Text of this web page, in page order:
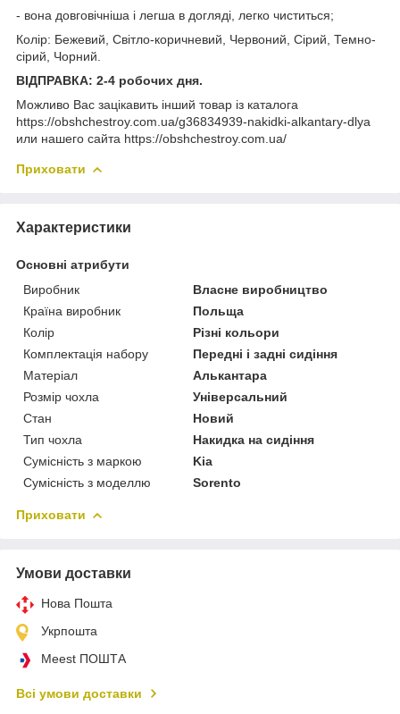
- вона довговічніша і легша в догляді, легко чиститься;
Колір: Бежевий, Світло-коричневий, Червоний, Сірий, Темно-
сірий, Чорний.
ВІДПРАВКА: 2-4 робочих дня.
Можливо Вас зацікавить інший товар із каталога
https://obshchestroy.com.ua/g36834939-nakidki-alkantary-dlya
или нашего сайта https://obshchestroy.com.ua/
Приховати
Характеристики
Основні атрибути
Виробник
Власне виробництво
Країна виробник
Польща
Колір
Різні кольори
Комплектація набору
Передні і задні сидіння
Матеріал
Алькантара
Розмір чохла
Універсальний
Стан
Новий
Тип чохла
Накидка на сидіння
Сумісність з маркою
Kia
Сумісність з моделлю
Sorento
Приховати
Умови доставки
Нова Пошта
Укрпошта
Meest ПОШТА
Всі умови доставки